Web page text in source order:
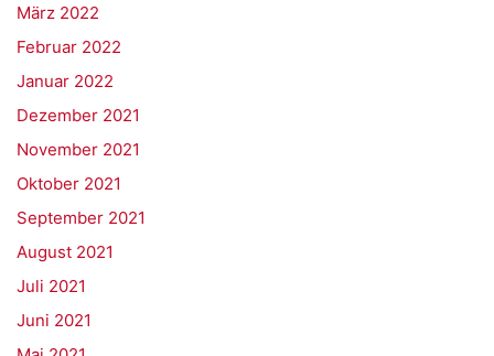
März 2022
Februar 2022
Januar 2022
Dezember 2021
November 2021
Oktober 2021
September 2021
August 2021
Juli 2021
Juni 2021